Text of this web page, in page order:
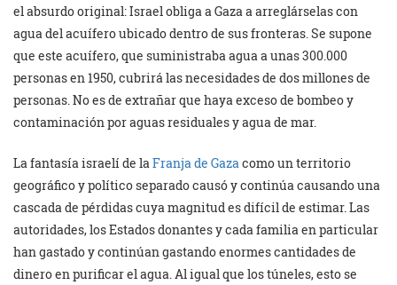
el absurdo original: Israel obliga a Gaza a arreglárselas con
agua del acuífero ubicado dentro de sus fronteras. Se supone
que este acuífero, que suministraba agua a unas 300.000
personas en 1950, cubrirá las necesidades de dos millones de
personas. No es de extrañar que haya exceso de bombeo y
contaminación por aguas residuales y agua de mar.
La fantasía israelí de laFranja de Gazacomo un territorio
geográfico y político separado causó y continúa causando una
cascada de pérdidas cuya magnitud es difícil de estimar. Las
autoridades, los Estados donantes y cada familia en particular
han gastado y continúan gastando enormes cantidades de
dinero en purificar el agua. Al igual que los túneles, esto se